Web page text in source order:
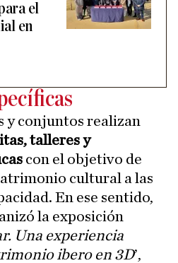
el
en
y conjuntos realizan
talleres y
con el objetivo de
cultural a las
En ese sentido,
la exposición
Una experiencia
ibero en 3D’,